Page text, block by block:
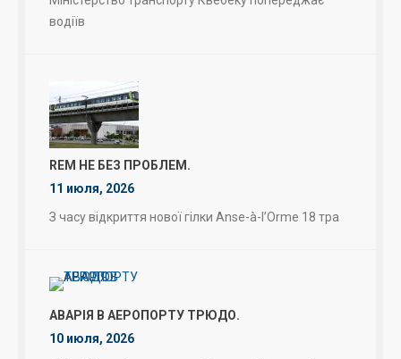
водіїв
REM НЕ БЕЗ ПРОБЛЕМ.
11 июля, 2026
З часу відкриття нової гілки Anse-à-l’Orme 18 тра
АВАРІЯ В АЕРОПОРТУ ТРЮДО.
10 июля, 2026